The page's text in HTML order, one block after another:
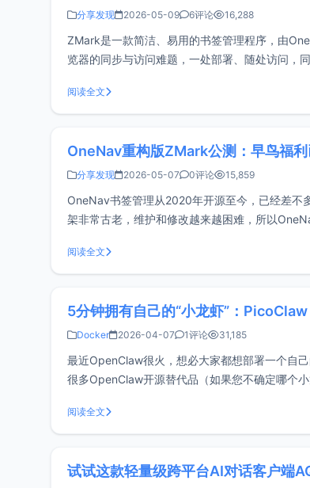
分享发现 2026-05-09 6评论 16,288
ZMark是一款简洁、易用的书签管理程序，由
览器的同步与访问难题，一处部署、随处访问，
阅读全文
OneNav重构版ZMark公测：早鸟福利
分享发现 2026-05-07 0评论 15,859
OneNav书签管理从2020年开源至今，已经差
架非常古老，维护和修改越来越困难，所以
阅读全文
5分钟拥有自己的“小龙虾”：
Docker 2026-04-07 1评论 31,185
最近OpenClaw很火，想必大家都想部署一个自
很多OpenClaw开源替代品（如果您不确定哪个
阅读全文
试试这款轻量级跨平台AI对话客户端